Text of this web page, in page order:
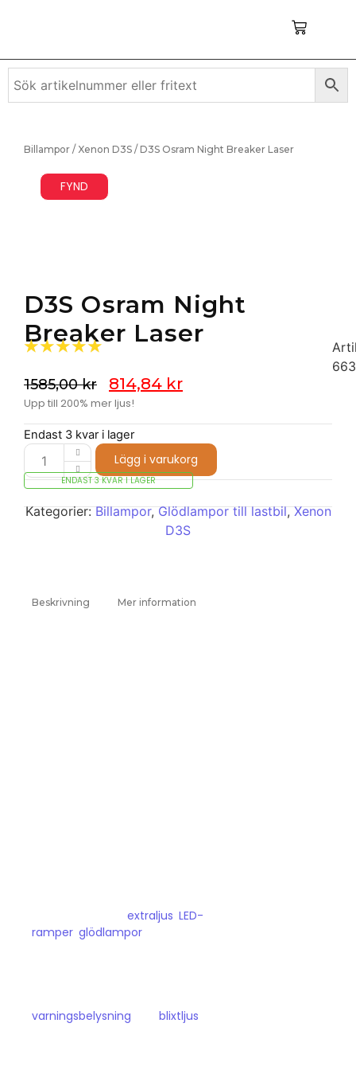
Billampor / Xenon D3S / D3S Osram Night Breaker Laser
FYND
D3S Osram Night
Breaker Laser
☆☆☆☆☆
1585,00kr 814,84 kr
Upp till 200% mer ljus!
Endast 3 kvar i lager
Lägg i varukorg
ENDAST 3 KVAR I LAGER
Kategorier:Billampor,Glödlampor till lastbil,Xenon
D3S
Beskrivning Mer information
extraljus LED-
ramper glödlampor
varningsbelysning
blixtljus